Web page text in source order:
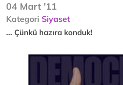
04 Mart '11
Kategori Siyaset
... Çünkü hazıra konduk!